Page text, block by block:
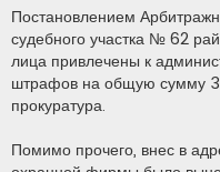
Постановлением
судебного участка № 62
лица привлечены к
штрафов на общую сумму
прокуратура.
Помимо прочего, внес в